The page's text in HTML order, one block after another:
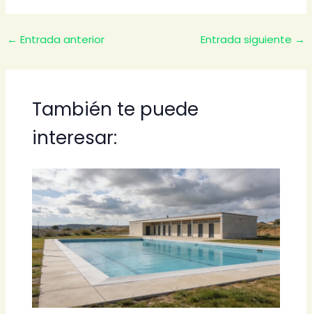
← Entrada anterior Entrada siguiente →
También te puede
interesar: